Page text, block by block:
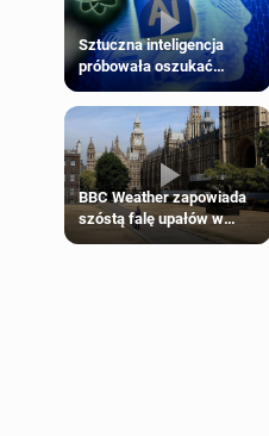
Sztuczna inteligencja
próbowała oszukać
człowieka
BBC Weather zapowiada
szóstą falę upałów w
Londynie